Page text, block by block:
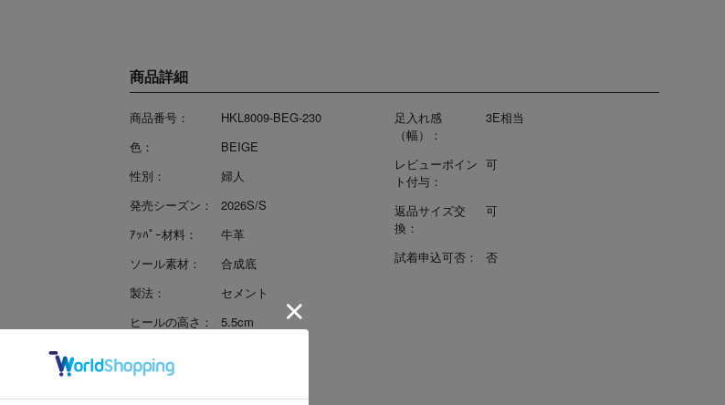
商品詳細
商品番号：
HKL8009-BEG-230
色：
BEIGE
性別：
婦人
発売シーズン：
2026S/S
ｱｯﾊﾟｰ材料：
牛革
ソール素材：
合成底
製法：
セメント
ヒールの高さ：
5.5cm
足入れ感
（幅）：
3E相当
レビューポイン
ト付与：
可
返品サイズ交
換：
可
試着申込可否： 否